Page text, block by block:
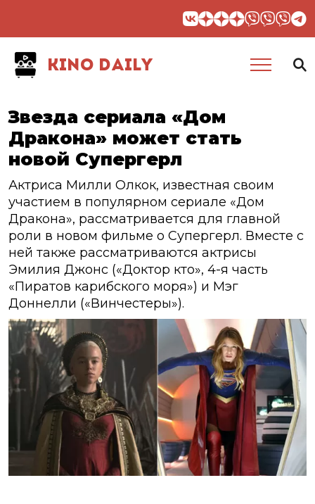
KINO DAILY
Звезда сериала «Дом
Дракона» может стать
новой Супергерл
Актриса Милли Олкок, известная своим
участием в популярном сериале «Дом
Дракона», рассматривается для главной
роли в новом фильме о Супергерл. Вместе с
ней также рассматриваются актрисы
Эмилия Джонс («Доктор кто», 4-я часть
«Пиратов карибского моря») и Мэг
Доннелли («Винчестеры»).